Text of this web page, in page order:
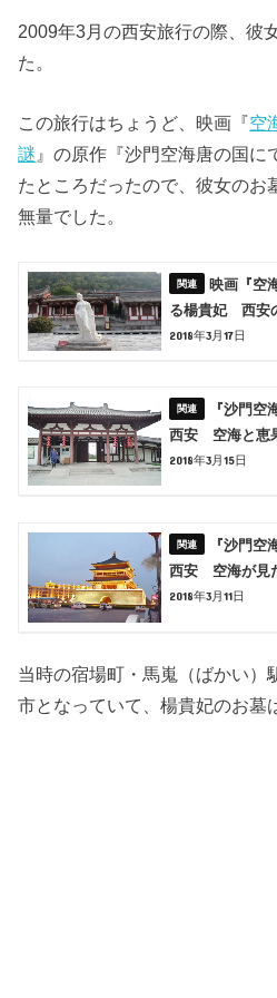
2009年3月の西安旅行の際、彼
た。
この旅行はちょうど、映画『空
謎 』の原作『沙門空海唐の国に
たところだったので、彼女のお
無量でした。
映画『空
る楊貴妃 西安
2018年3月17日
『沙門
西安 空海と恵
2018年3月15日
『沙門
西安 空海が見
2018年3月11日
当時の宿場町・馬嵬（ばかい）
市となっていて、楊貴妃のお墓